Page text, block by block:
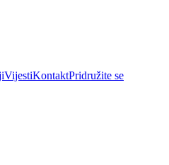
VijestiKontaktPridružite se